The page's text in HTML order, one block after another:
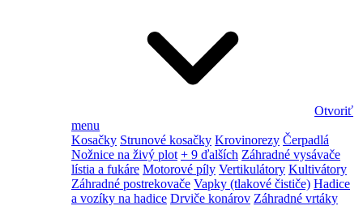
Otvoriť
menu
Kosačky Strunové kosačky Krovinorezy Čerpadlá
Nožnice na živý plot + 9 ďalších Záhradné vysávače
lístia a fukáre Motorové píly Vertikulátory Kultivátory
Záhradné postrekovače Vapky (tlakové čističe) Hadice
a vozíky na hadice Drviče konárov Záhradné vrtáky